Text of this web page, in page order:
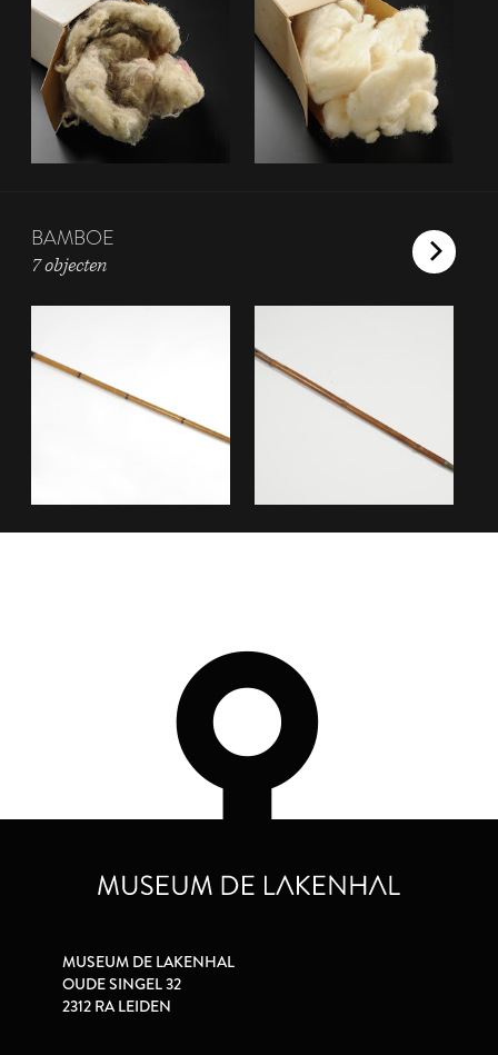
BAMBOE
7 objecten
MUSEUM DE LAKENHAL
OUDE SINGEL 32
2312 RA LEIDEN